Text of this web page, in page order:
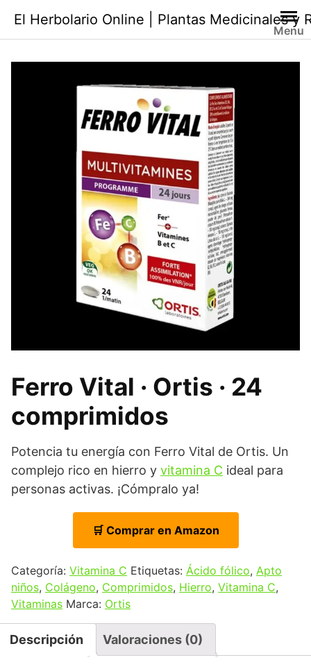
contenido
El Herbolario Online | Plantas Medicinales y
Menu
Ferro Vital · Ortis · 24
comprimidos
Potencia tu energía con Ferro Vital de Ortis. Un
complejo rico en hierro y vitamina C ideal para
personas activas. ¡Cómpralo ya!
🛒 Comprar en Amazon
Categoría: Vitamina C Etiquetas: Ácido fólico, Apto
niños, Colágeno, Comprimidos, Hierro, Vitamina C,
Vitaminas Marca: Ortis
Descripción Valoraciones (0)